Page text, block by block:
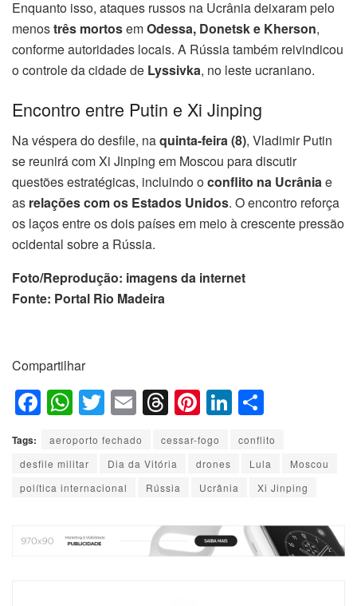
Enquanto isso, ataques russos na Ucrânia deixaram pelo
menostrês mortosemOdessa, Donetsk e Kherson,
conforme autoridades locais. A Rússia também reivindicou
o controle da cidade de Lyssivka, no leste ucraniano.
Encontro entre Putin e Xi Jinping
Na véspera do desfile, naquinta-feira (8), Vladimir Putin
se reunirá com Xi Jinping em Moscou para discutir
questões estratégicas, incluindo oconflito na Ucrâniae
as relações com os Estados Unidos. O encontro reforça
os laços entre os dois países em meio à crescente pressão
ocidental sobre a Rússia.
Foto/Reprodução: imagens da internet
Fonte: Portal Rio Madeira
Compartilhar
F
a
c
e
b
o
o
W
h
at
s
A
p
p
T
wi
tt
er
E
m
ail
T
hr
e
a
d
s
Pi
nt
er
e
st
Li
n
k
e
dI
n
h
ar
e
Tags: aeroporto fechado cessar-fogo
conflito
desfile militar
Dia da Vitória drones Lula
Moscou
política internacional
Rússia Ucrânia Xi Jinping